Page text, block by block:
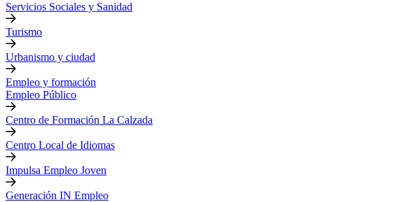
Servicios Sociales y Sanidad
Turismo
Urbanismo y ciudad
Empleo y formación
Empleo Público
Centro de Formación La Calzada
Centro Local de Idiomas
Impulsa Empleo Joven
Generación IN Empleo